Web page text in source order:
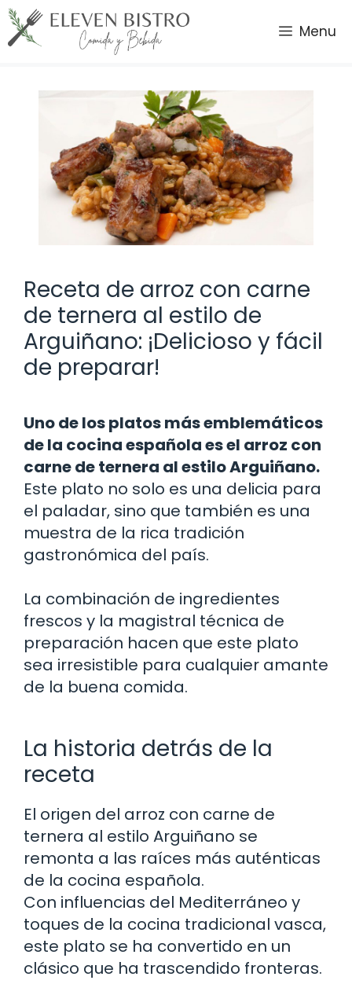
Saltar
al
contenido
Menu
Receta de arroz con carne
de ternera al estilo de
Arguiñano: ¡Delicioso y fácil
de preparar!
Uno de los platos más emblemáticos
de la cocina española es el arroz con
carne de ternera al estilo Arguiñano.
Este plato no solo es una delicia para
el paladar, sino que también es una
muestra de la rica tradición
gastronómica del país.
La combinación de ingredientes
frescos y la magistral técnica de
preparación hacen que este plato
sea irresistible para cualquier amante
de la buena comida.
La historia detrás de la
receta
El origen del arroz con carne de
ternera al estilo Arguiñano se
remonta a las raíces más auténticas
de la cocina española.
Con influencias del Mediterráneo y
toques de la cocina tradicional vasca,
este plato se ha convertido en un
clásico que ha trascendido fronteras.